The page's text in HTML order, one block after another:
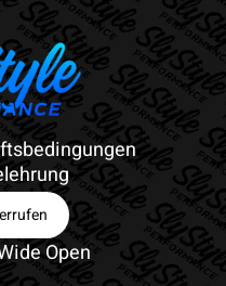
Open